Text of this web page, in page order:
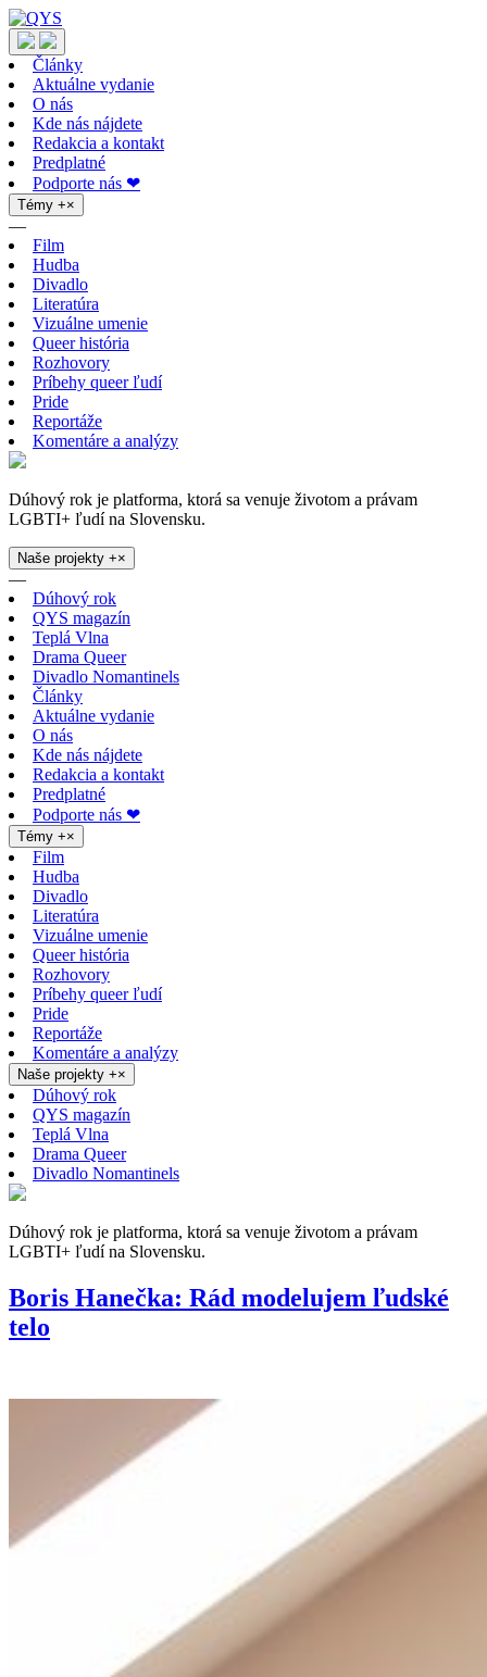
Články
Aktuálne vydanie
O nás
Kde nás nájdete
Redakcia a kontakt
Predplatné
Podporte nás ❤
Témy +×
—
Film
Hudba
Divadlo
Literatúra
Vizuálne umenie
Queer história
Rozhovory
Príbehy queer ľudí
Pride
Reportáže
Komentáre a analýzy
Dúhový rok je platforma, ktorá sa venuje životom a právam
LGBTI+ ľudí na Slovensku.
Naše projekty +×
—
Dúhový rok
QYS magazín
Teplá Vlna
Drama Queer
Divadlo Nomantinels
Články
Aktuálne vydanie
O nás
Kde nás nájdete
Redakcia a kontakt
Predplatné
Podporte nás ❤
Témy +×
Film
Hudba
Divadlo
Literatúra
Vizuálne umenie
Queer história
Rozhovory
Príbehy queer ľudí
Pride
Reportáže
Komentáre a analýzy
Naše projekty +×
Dúhový rok
QYS magazín
Teplá Vlna
Drama Queer
Divadlo Nomantinels
Dúhový rok je platforma, ktorá sa venuje životom a právam
LGBTI+ ľudí na Slovensku.
Boris Hanečka: Rád modelujem ľudské
telo